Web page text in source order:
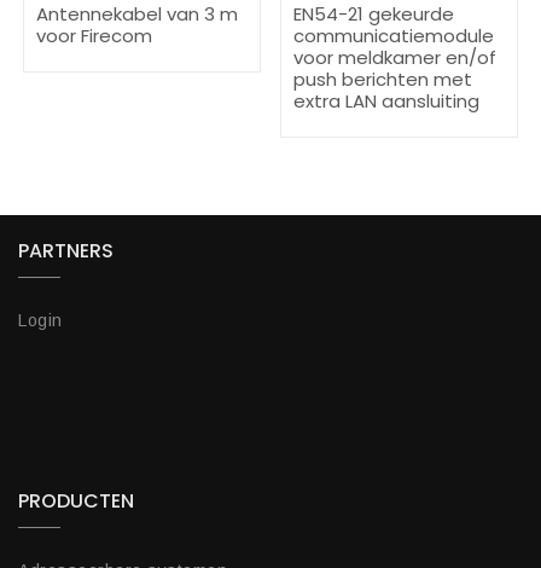
Antennekabel van 3 m
voor Firecom
EN54-21 gekeurde
communicatiemodule
voor meldkamer en/of
push berichten met
extra LAN aansluiting
PARTNERS
Login
PRODUCTEN